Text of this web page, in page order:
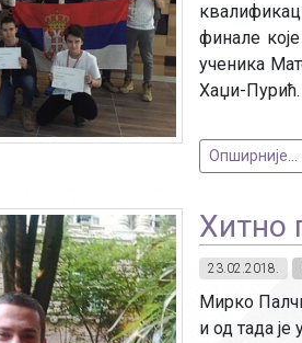
финале
ученика
Хаџи-Пурић.
Опширније...
Хитно
23.02.2018.
Мирко
и од тада